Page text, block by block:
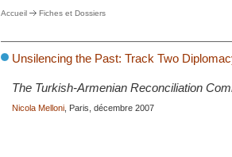
Accueil Fiches et Dossiers
Unsilencing the Past: Track Two
The Turkish-Armenian Reconciliation
Nicola Melloni , Paris, décembre 2007